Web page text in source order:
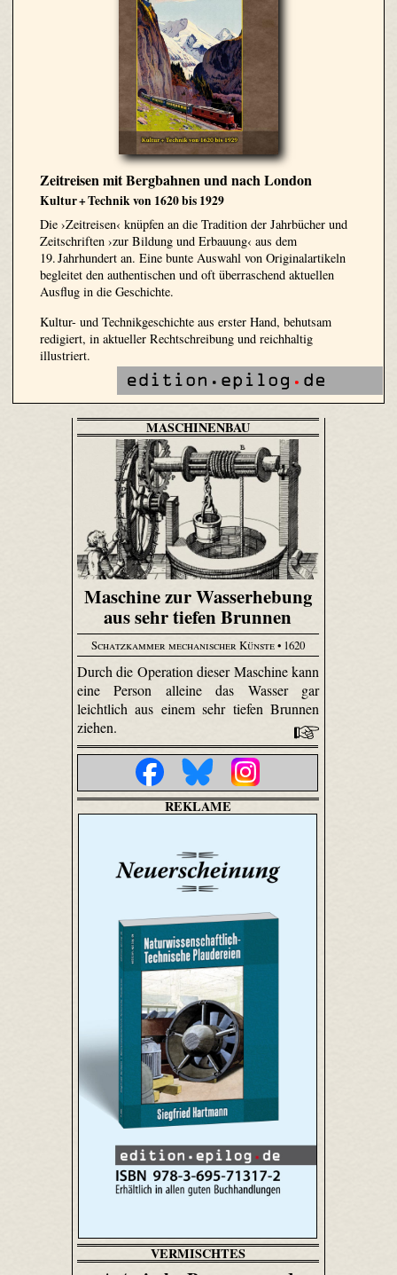
Zeitreisen mit Bergbahnen und nach London
Kultur + Technik von 1620 bis 1929
Die ›Zeitreisen‹ knüpfen an die Tradition der Jahrbücher und
Zeitschriften ›zur Bildung und Erbauung‹ aus dem
19. Jahrhundert an. Eine bunte Auswahl von Originalartikeln
begleitet den authentischen und oft überraschend aktuellen
Ausflug in die Geschichte.
Kultur- und Technikgeschichte aus erster Hand, behutsam
redigiert, in aktueller Rechtschreibung und reichhaltig
illustriert.
MASCHINENBAU
Maschine zur Wasserhebung
aus sehr tiefen Brunnen
Schatzkammer mechanischer Künste• 1620
Durch die Operation dieser Maschine kann
eine Person alleine das Wasser gar
leichtlich aus einem sehr tiefen Brunnen
ziehen.
REKLAME
VERMISCHTES